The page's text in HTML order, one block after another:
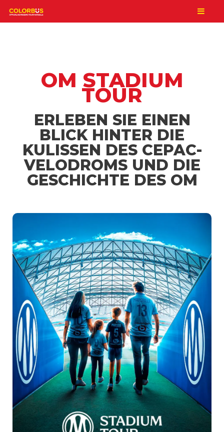
OM STADIUM
TOUR
ERLEBEN SIE EINEN
BLICK HINTER DIE
KULISSEN DES CEPAC-
VELODROMS UND DIE
GESCHICHTE DES OM